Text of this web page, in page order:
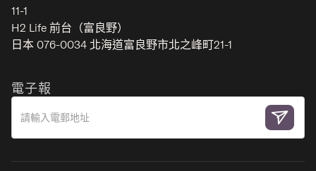
11-1
H2 Life 前台（富良野）
日本 076-0034 北海道富良野市北之峰町21-1
電子報